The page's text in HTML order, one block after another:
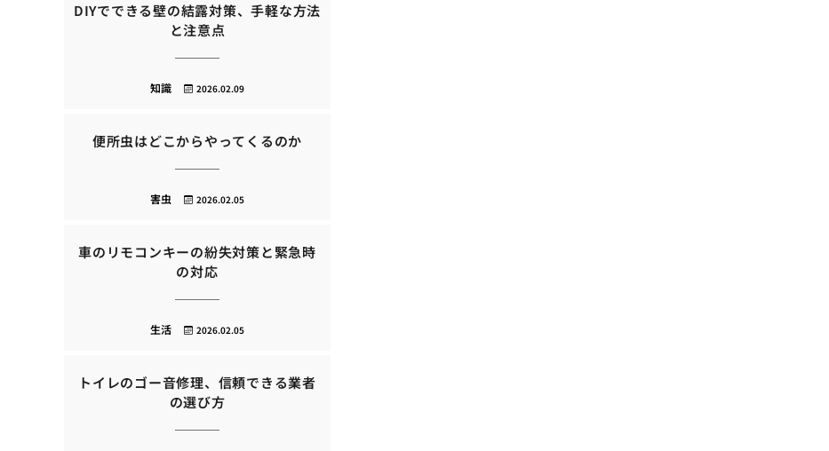
DIYでできる壁の結露対策、手軽な方法
と注意点
2026.02.09
知識
便所虫はどこからやってくるのか
2026.02.05
害虫
車のリモコンキーの紛失対策と緊急時
の対応
2026.02.05
生活
トイレのゴー音修理、信頼できる業者
の選び方